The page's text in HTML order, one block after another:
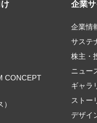
CONCEPT
企業サ
企業情
サステ
株主・
ニュー
ギャラ
ストー
デザイ